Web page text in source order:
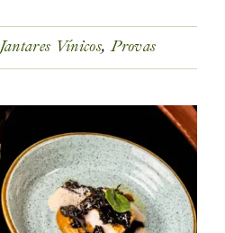
Jantares Vínicos Provas